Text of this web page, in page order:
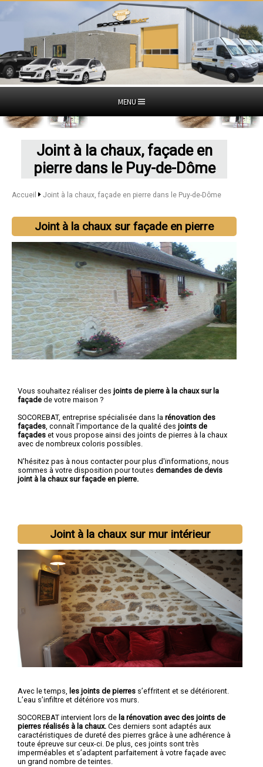
MENU
Joint à la chaux, façade en
pierre dans le Puy-de-Dôme
Accueil Joint à la chaux, façade en pierre dans le Puy-de-Dôme
Joint à la chaux sur façade en pierre
Vous souhaitez réaliser des joints de pierre à la chaux sur la
façade de votre maison ?
SOCOREBAT, entreprise spécialisée dans la rénovation des
façades , connaît l’importance de la qualité des joints de
façades et vous propose ainsi des joints de pierres à la chaux
avec de nombreux coloris possibles.
N'hésitez pas à nous contacter pour plus d'informations, nous
sommes à votre disposition pour toutes demandes de devis
joint à la chaux sur façade en pierre.
Joint à la chaux sur mur intérieur
Avec le temps, les joints de pierres s’effritent et se détériorent.
L’eau s’infiltre et détériore vos murs.
SOCOREBAT intervient lors de la rénovation avec des joints de
pierres réalisés à la chaux. Ces derniers sont adaptés aux
caractéristiques de dureté des pierres grâce à une adhérence à
toute épreuve sur ceux-ci. De plus, ces joints sont très
imperméables et s’adaptent parfaitement à votre façade avec
un grand nombre de teintes.